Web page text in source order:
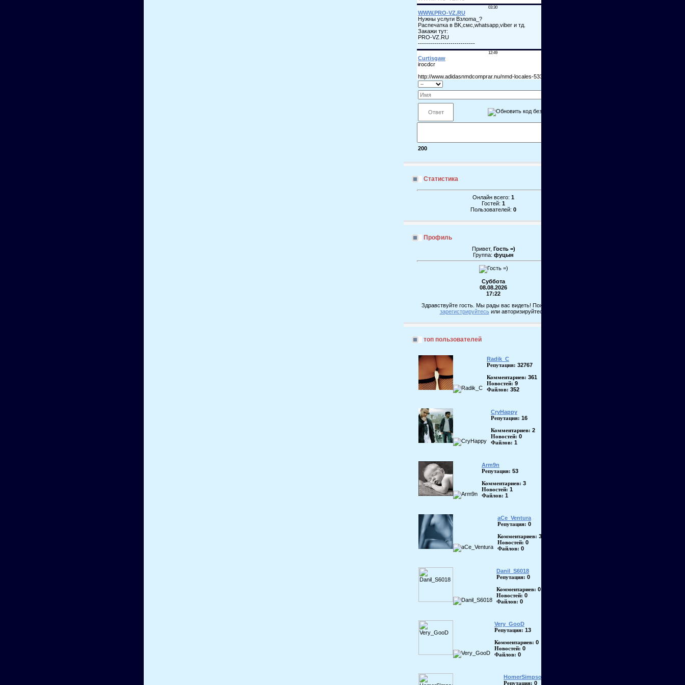
200
Статистика
Онлайн всего: 1
Гостей: 1
Пользователей: 0
Профиль
Привет, Гость =)
Группа: фуцын
Суббота
08.08.2026
17:22
Здравствуйте гость. Мы рады вас видеть! Пожалуйста,
зарегистрируйтесьили авторизируйтесь!
топ пользователей
Radik_C
Репутация: 32767
Комментариев: 361
Новостей: 9
Файлов: 352
CryHappy
Репутация: 16
Комментариев: 2
Новостей: 0
Файлов: 1
Arm9n
Репутация: 53
Комментариев: 3
Новостей: 1
Файлов: 1
aCe_Ventura
Репутация: 0
Комментариев: 3
Новостей: 0
Файлов: 0
Danil_S6018
Репутация: 0
Комментариев: 0
Новостей: 0
Файлов: 0
Very_GooD
Репутация: 13
Комментариев: 0
Новостей: 0
Файлов: 0
HomerSimpson
Репутация: 0